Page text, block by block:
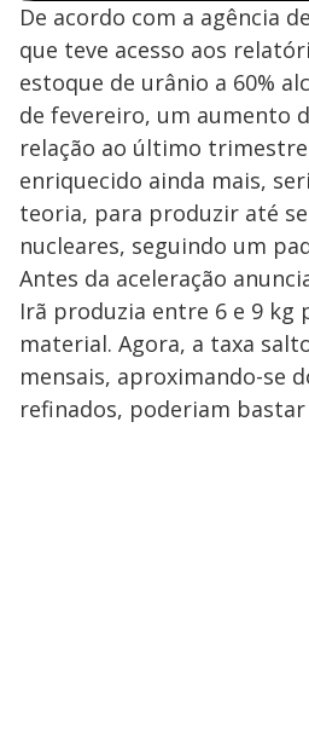
De acordo com a agência
que teve acesso aos
estoque de urânio a 60%
de fevereiro, um aumento
relação ao último
enriquecido ainda mais,
teoria, para produzir até
nucleares, seguindo um
Antes da aceleração
Irã produzia entre 6 e 9 kg
material. Agora, a taxa
mensais, aproximando-se
refinados, poderiam